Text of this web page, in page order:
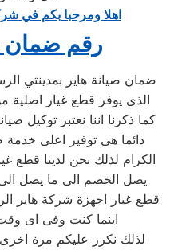
اهلا ومرحبا بكم في
رقم ضمان
ضمان صيانة هاير بمدينتي
الذى يوفر قطع غيار اصلية
كما ذكرنا اننا نعتبر توكيل
دائما هى توفير اعلى خدمة
الكرام لذلك نحن لدينا قطع
قطع غيار اجهزة شركة هاير
اينما كنت وفى اى
لذلك نكرر عليكم مرة